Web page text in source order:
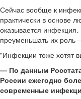
Сейчас вообще к
практически в основе
оказывается
преуменьшать их
"Инфекции тоже хотят
— По данным
России ежегодно
современные